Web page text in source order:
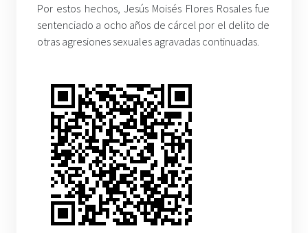
Por estos hechos, Jesús Moisés Flores Rosales fue
sentenciado a ocho años de cárcel por el delito de
otras agresiones sexuales agravadas continuadas.